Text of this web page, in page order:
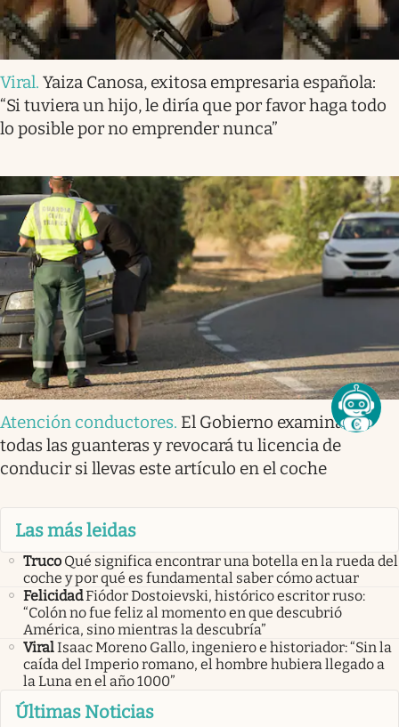
Viral. Yaiza Canosa, exitosa empresaria española:
“Si tuviera un hijo, le diría que por favor haga todo
lo posible por no emprender nunca”
Atención conductores. El Gobierno examinará
todas las guanteras y revocará tu licencia de
conducir si llevas este artículo en el coche
Las más leidas
Truco Qué significa encontrar una botella en la rueda del
coche y por qué es fundamental saber cómo actuar
FelicidadFiódor Dostoievski, histórico escritor ruso:
“Colón no fue feliz al momento en que descubrió
América, sino mientras la descubría”
ViralIsaac Moreno Gallo, ingeniero e historiador: “Sin la
caída del Imperio romano, el hombre hubiera llegado a
la Luna en el año 1000”
Últimas Noticias